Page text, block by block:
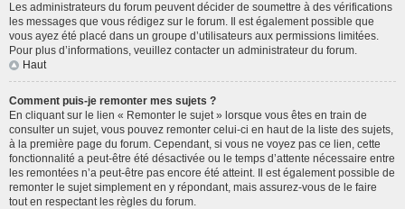
Les administrateurs du forum peuvent décider de soumettre à des vérifications
les messages que vous rédigez sur le forum. Il est également possible que
vous ayez été placé dans un groupe d’utilisateurs aux permissions limitées.
Pour plus d’informations, veuillez contacter un administrateur du forum.
Haut
Comment puis-je remonter mes sujets ?
En cliquant sur le lien « Remonter le sujet » lorsque vous êtes en train de
consulter un sujet, vous pouvez remonter celui-ci en haut de la liste des sujets,
à la première page du forum. Cependant, si vous ne voyez pas ce lien, cette
fonctionnalité a peut-être été désactivée ou le temps d’attente nécessaire entre
les remontées n’a peut-être pas encore été atteint. Il est également possible de
remonter le sujet simplement en y répondant, mais assurez-vous de le faire
tout en respectant les règles du forum.